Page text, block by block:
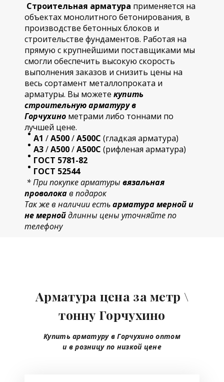
Строительная арматура применяется на
объектах монолитного бетонирования, в
производстве бетонных блоков и
строительстве фундаментов. Работая на
прямую с крупнейшими поставщиками мы
смогли обеспечить высокую скорость
выполнения заказов и снизить цены на
весь сортамент металлопроката и
арматуры. Вы можете купить
строительнуюарматуру в
Горчухино метрами либо тоннами по
лучшей цене.
А1 /А500/А500С (гладкая арматура)
А3/А500/А500С (рифленая арматура)
ГОСТ 5781-82
ГОСТ 52544
* При покупке арматуры вязальная
проволокав подарок
Так же в наличии естьарматура мерной и
не мернойдлинны цены уточняйте по
телефону
Арматура цена за метр \
тонну Горчухино
Купить арматуру в Горчухинооптом
и в розницу по низкой цене